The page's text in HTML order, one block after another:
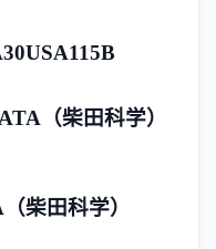
（柴田科学）
柴田科学）